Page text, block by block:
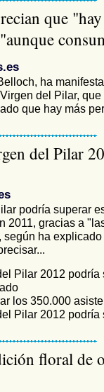
que
ha
del Pilar,
que hay más
del Pilar
podría superar
2011, gracias a
ha
Pilar 2012 podría
los 350.000
Pilar 2012 podría
floral de